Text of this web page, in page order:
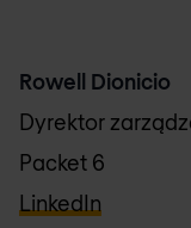
Rowell Dionicio
Dyrektor
Packet 6
LinkedIn